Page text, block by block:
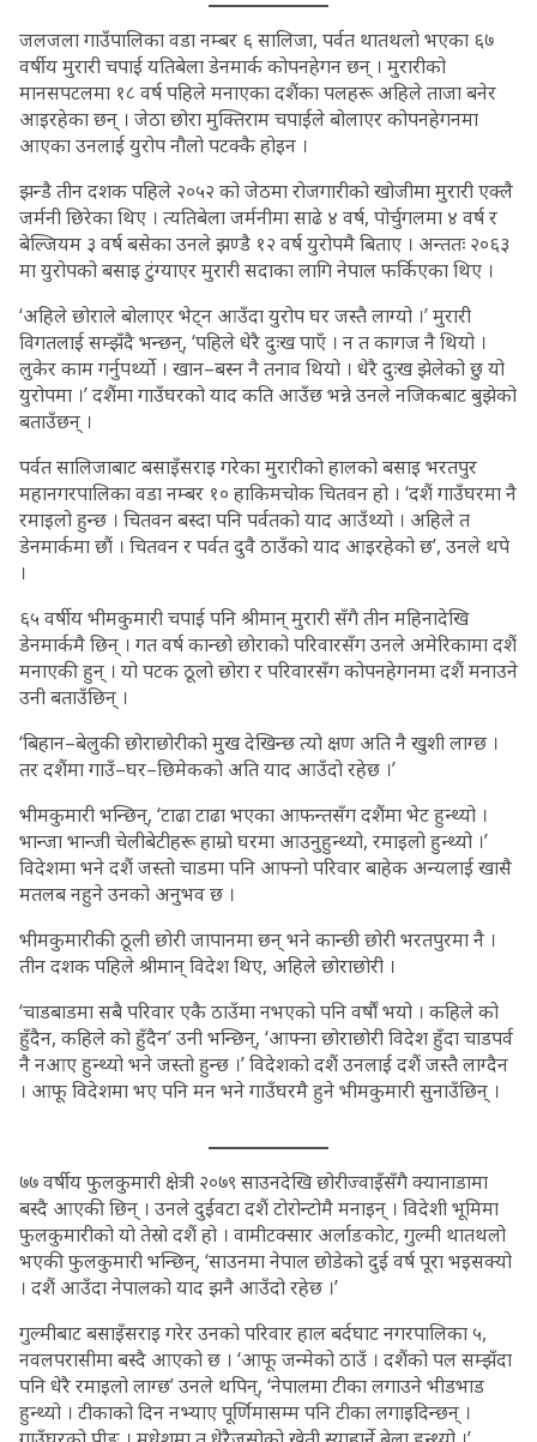
जलजला गाउँपालिका वडा नम्बर ६ सालिजा, पर्वत थातथलो भएका ६७
वर्षीय मुरारी चपाई यतिबेला डेनमार्क कोपनहेगन छन् । मुरारीको
मानसपटलमा १८ वर्ष पहिले मनाएका दशैंका पलहरू अहिले ताजा बनेर
आइरहेका छन् । जेठा छोरा मुक्तिराम चपाईले बोलाएर कोपनहेगनमा
आएका उनलाई युरोप नौलो पटक्कै होइन ।
झन्डै तीन दशक पहिले २०५२ को जेठमा रोजगारीको खोजीमा मुरारी एक्लै
जर्मनी छिरेका थिए । त्यतिबेला जर्मनीमा साढे ४ वर्ष, पोर्चुगलमा ४ वर्ष र
बेल्जियम ३ वर्ष बसेका उनले झण्डै १२ वर्ष युरोपमै बिताए । अन्ततः २०६३
मा युरोपको बसाइ टुंग्याएर मुरारी सदाका लागि नेपाल फर्किएका थिए ।
‘अहिले छोराले बोलाएर भेट्न आउँदा युरोप घर जस्तै लाग्यो ।’ मुरारी
विगतलाई सम्झँदै भन्छन्, ‘पहिले धेरै दुःख पाएँ । न त कागज नै थियो ।
लुकेर काम गर्नुपर्थ्यो । खान–बस्न नै तनाव थियो । धेरै दुःख झेलेको छु यो
युरोपमा ।’ दशैंमा गाउँघरको याद कति आउँछ भन्ने उनले नजिकबाट बुझेको
बताउँछन् ।
पर्वत सालिजाबाट बसाइँसराइ गरेका मुरारीको हालको बसाइ भरतपुर
महानगरपालिका वडा नम्बर १० हाकिमचोक चितवन हो । ‘दशैं गाउँघरमा नै
रमाइलो हुन्छ । चितवन बस्दा पनि पर्वतको याद आउँथ्यो । अहिले त
डेनमार्कमा छौं । चितवन र पर्वत दुवै ठाउँको याद आइरहेको छ’, उनले थपे
।
६५ वर्षीय भीमकुमारी चपाई पनि श्रीमान् मुरारी सँगै तीन महिनादेखि
डेनमार्कमै छिन् । गत वर्ष कान्छो छोराको परिवारसँग उनले अमेरिकामा दशैं
मनाएकी हुन् । यो पटक ठूलो छोरा र परिवारसँग कोपनहेगनमा दशैं मनाउने
उनी बताउँछिन् ।
‘बिहान–बेलुकी छोराछोरीको मुख देखिन्छ त्यो क्षण अति नै खुशी लाग्छ ।
तर दशैंमा गाउँ–घर–छिमेकको अति याद आउँदो रहेछ ।’
भीमकुमारी भन्छिन्, ‘टाढा टाढा भएका आफन्तसँग दशैंमा भेट हुन्थ्यो ।
भान्जा भान्जी चेलीबेटीहरू हाम्रो घरमा आउनुहुन्थ्यो, रमाइलो हुन्थ्यो ।’
विदेशमा भने दशैं जस्तो चाडमा पनि आफ्नो परिवार बाहेक अन्यलाई खासै
मतलब नहुने उनको अनुभव छ ।
भीमकुमारीकी ठूली छोरी जापानमा छन् भने कान्छी छोरी भरतपुरमा नै ।
तीन दशक पहिले श्रीमान् विदेश थिए, अहिले छोराछोरी ।
‘चाडबाडमा सबै परिवार एकै ठाउँमा नभएको पनि वर्षौं भयो । कहिले को
हुँदैन, कहिले को हुँदैन’ उनी भन्छिन्, ‘आफ्ना छोराछोरी विदेश हुँदा चाडपर्व
नै नआए हुन्थ्यो भने जस्तो हुन्छ ।’ विदेशको दशैं उनलाई दशैं जस्तै लाग्दैन
। आफू विदेशमा भए पनि मन भने गाउँघरमै हुने भीमकुमारी सुनाउँछिन् ।
७७ वर्षीय फुलकुमारी क्षेत्री २०७९ साउनदेखि छोरीज्वाइँसँगै क्यानाडामा
बस्दै आएकी छिन् । उनले दुईवटा दशैं टोरोन्टोमै मनाइन् । विदेशी भूमिमा
फुलकुमारीको यो तेस्रो दशैं हो । वामीटक्सार अर्लाङकोट, गुल्मी थातथलो
भएकी फुलकुमारी भन्छिन्, ‘साउनमा नेपाल छोडेको दुई वर्ष पूरा भइसक्यो
। दशैं आउँदा नेपालको याद झनै आउँदो रहेछ ।’
गुल्मीबाट बसाइँसराइ गरेर उनको परिवार हाल बर्दघाट नगरपालिका ५,
नवलपरासीमा बस्दै आएको छ । ‘आफू जन्मेको ठाउँ । दशैंको पल सम्झँदा
पनि धेरै रमाइलो लाग्छ’ उनले थपिन्, ‘नेपालमा टीका लगाउने भीडभाड
हुन्थ्यो । टीकाको दिन नभ्याए पूर्णिमासम्म पनि टीका लगाइदिन्छन् ।